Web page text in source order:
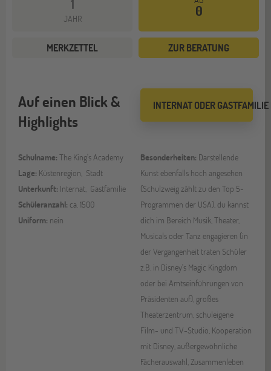
1
JAHR 0
MERKZETTEL ZUR BERATUNG
INTERNAT ODER
Auf einen Blick &
Highlights
Schulname: The King's Academy
Lage: Küstenregion, Stadt
Unterkunft: Internat, Gastfamilie
Schüleranzahl: ca. 1500
Uniform: nein
Besonderheiten: Darstellende
Kunst ebenfalls hoch angesehen
(Schulzweig zählt zu den Top 5-
Programmen der USA), du kannst
dich im Bereich Musik, Theater,
Musicals oder Tanz engagieren (in
der Vergangenheit traten Schüler
z.B. in Disney's Magic Kingdom
oder bei Amtseinführungen von
Präsidenten auf), großes
Theaterzentrum, schuleigene
Film- und TV-Studio, Kooperation
mit Disney, außergewöhnliche
Fächerauswahl, Zusammenleben